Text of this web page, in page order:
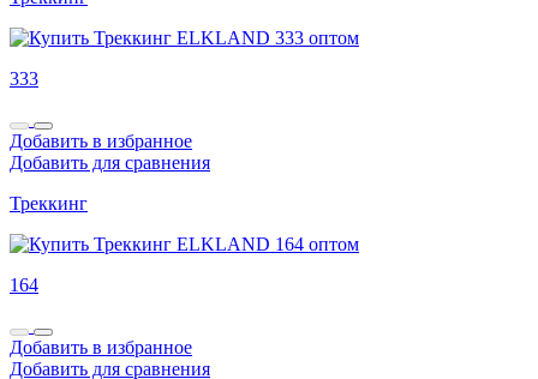
333
Добавить в избранное
Добавить для сравнения
Треккинг
164
Добавить в избранное
Добавить для сравнения